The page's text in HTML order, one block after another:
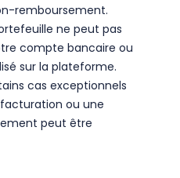
remboursement.
ne peut pas
compte bancaire ou
sur la plateforme.
cas exceptionnels
ou une
peut être